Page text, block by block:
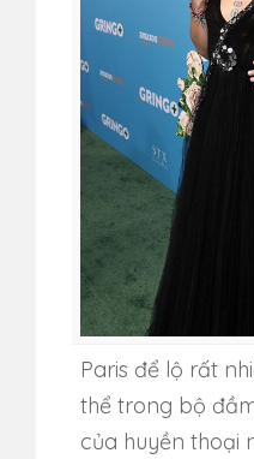
Paris để lộ rất
thể trong bộ
của huyền thoại